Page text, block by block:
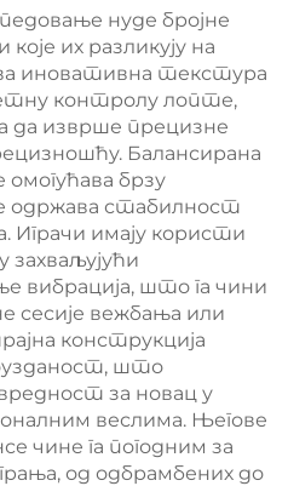
нуде бројне
их разликују на
иновативна текстура
контролу лопте,
да изврше прецизне
Балансирана
брзу
одржава стабилност
Играчи имају користи
вибрација, што га чини
сесије вежбања или
конструкција
што
за новац у
веслима. Његове
чине га погодним за
од одбрамбених до